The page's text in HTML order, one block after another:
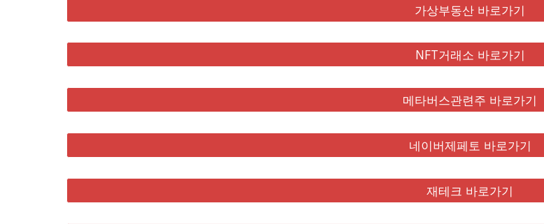
가상부동산 바로가기
NFT거래소 바로가기
메타버스관련주 바로가기
네이버제페토 바로가기
재테크 바로가기